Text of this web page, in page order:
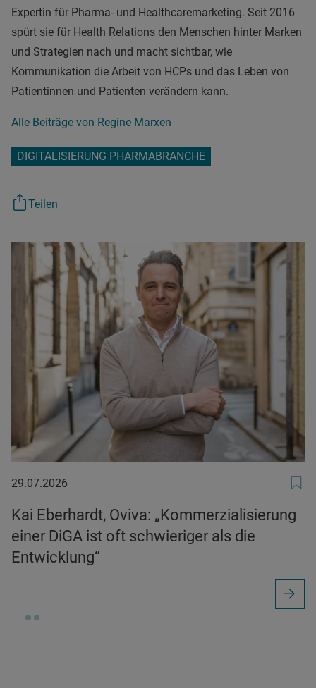
Expertin für Pharma- und Healthcaremarketing. Seit 2016
spürt sie für Health Relations den Menschen hinter Marken
und Strategien nach und macht sichtbar, wie
Kommunikation die Arbeit von HCPs und das Leben von
Patientinnen und Patienten verändern kann.
Alle Beiträge von Regine Marxen
DIGITALISIERUNG PHARMABRANCHE
Teilen
29.07.2026
29.07.2026
Kai Eberhardt, Oviva: „Kommerzialisierung
einer DiGA ist oft schwieriger als die
Entwicklung“